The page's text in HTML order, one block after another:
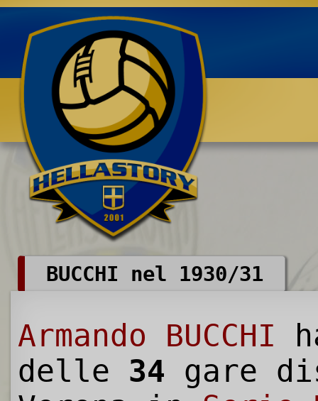
Benvenuti su HELLASTORY.net
BUCCHI nel 1930/31
Armando BUCCHI
delle 34 gare